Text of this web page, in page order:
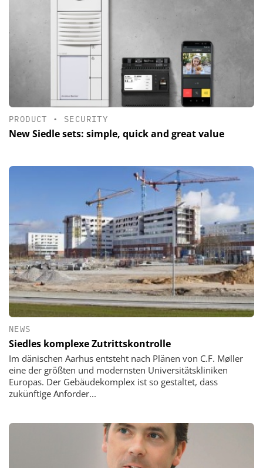
PRODUCT • SECURITY
New Siedle sets: simple, quick and great value
NEWS
Siedles komplexe Zutrittskontrolle
Im dänischen Aarhus entsteht nach Plänen von C.F. Møller
eine der größten und modernsten Universitätskliniken
Europas. Der Gebäudekomplex ist so gestaltet, dass
zukünftige Anforder...